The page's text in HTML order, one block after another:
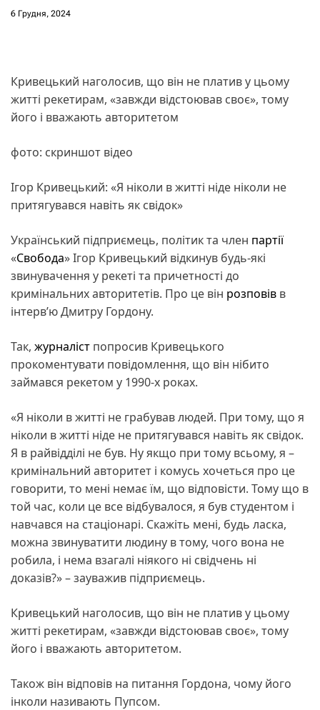
6 Грудня, 2024
Кривецький наголосив, що він не платив у цьому
житті рекетирам, «завжди відстоював своє», тому
його і вважають авторитетом
фото: скриншот відео
Ігор Кривецький: «Я ніколи в житті ніде ніколи не
притягувався навіть як свідок»
Український підприємець, політик та член партії
«Свобода» Ігор Кривецький відкинув будь-які
звинувачення у рекеті та причетності до
кримінальних авторитетів. Про це він розповів в
інтервʼю Дмитру Гордону.
Так, журналіст попросив Кривецького
прокоментувати повідомлення, що він нібито
займався рекетом у 1990-х роках.
«Я ніколи в житті не грабував людей. При тому, що я
ніколи в житті ніде не притягувався навіть як свідок.
Я в райвідділі не був. Ну якщо при тому всьому, я –
кримінальний авторитет і комусь хочеться про це
говорити, то мені немає їм, що відповісти. Тому що в
той час, коли це все відбувалося, я був студентом і
навчався на стаціонарі. Скажіть мені, будь ласка,
можна звинуватити людину в тому, чого вона не
робила, і нема взагалі ніякого ні свідчень ні
доказів?» – зауважив підприємець.
Кривецький наголосив, що він не платив у цьому
житті рекетирам, «завжди відстоював своє», тому
його і вважають авторитетом.
Також він відповів на питання Гордона, чому його
інколи називають Пупсом.